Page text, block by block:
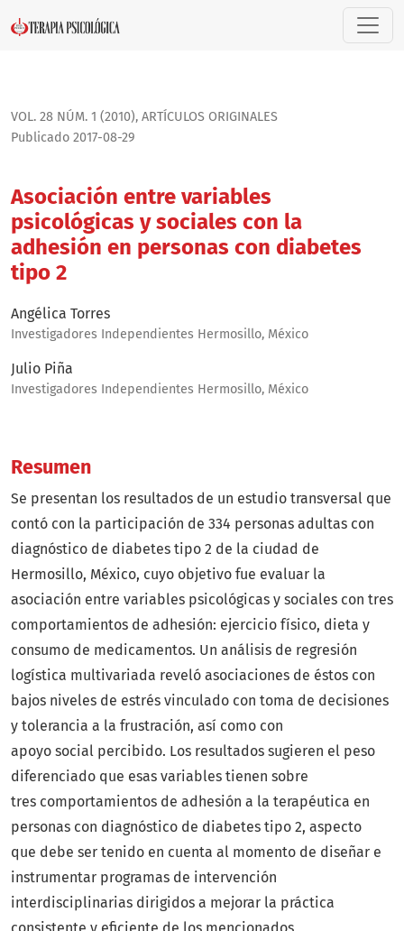
Asociación entre variables psicológicas y sociales con la
VOL. 28 NÚM. 1 (2010), ARTÍ­CULOS ORIGINALES
Asociación entre variables
psicológicas y sociales con la
adhesión en personas con diabetes
tipo 2
Publicado 2017-08-29
Angélica Torres
Investigadores Independientes Hermosillo, México
Julio Piña
Investigadores Independientes Hermosillo, México
Resumen
Se presentan los resultados de un estudio transversal que
contó con la participación de 334 personas adultas con
diagnóstico de diabetes tipo 2 de la ciudad de
Hermosillo, México, cuyo objetivo fue evaluar la
asociación entre variables psicológicas y sociales con tres
comportamientos de adhesión: ejercicio físico, dieta y
consumo de medicamentos. Un análisis de regresión
logística multivariada reveló asociaciones de éstos con
bajos niveles de estrés vinculado con toma de decisiones
y tolerancia a la frustración, así como con
apoyo social percibido. Los resultados sugieren el peso
diferenciado que esas variables tienen sobre
tres comportamientos de adhesión a la terapéutica en
personas con diagnóstico de diabetes tipo 2, aspecto
que debe ser tenido en cuenta al momento de diseñar e
instrumentar programas de intervención
interdisciplinarias dirigidos a mejorar la práctica